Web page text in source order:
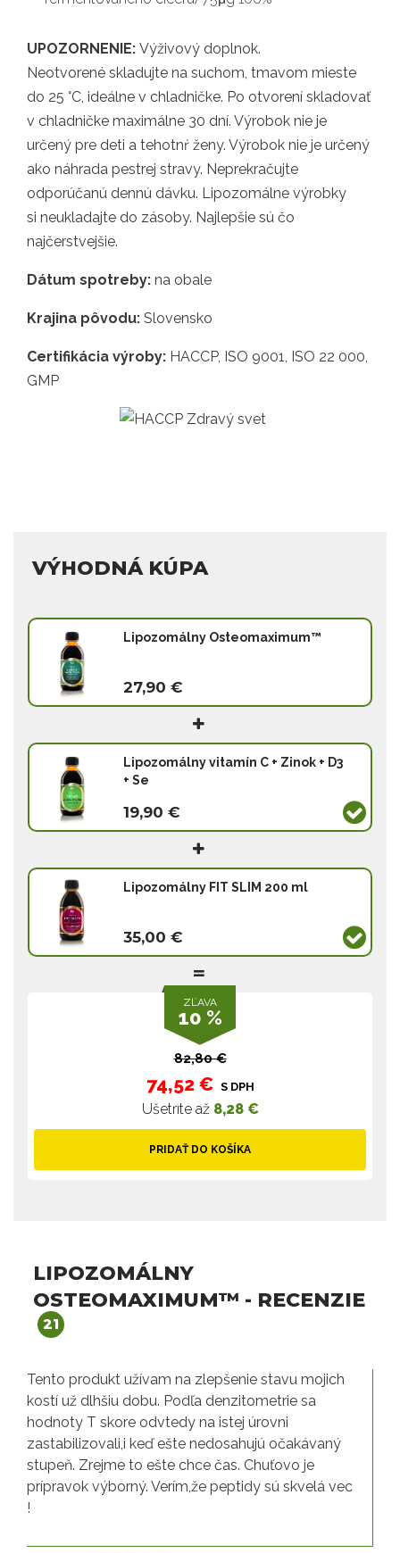
UPOZORNENIE: Výživový doplnok.
Neotvorené skladujte na suchom, tmavom mieste
do 25 °C, ideálne v chladničke. Po otvorení skladovať
v chladničke maximálne 30 dní. Výrobok nie je
určený pre deti a tehotnŕ ženy. Výrobok nie je určený
ako náhrada pestrej stravy. Neprekračujte
odporúčanú dennú dávku. Lipozomálne výrobky
si neukladajte do zásoby. Najlepšie sú čo
najčerstvejšie.
Dátum spotreby: na obale
Krajina pôvodu: Slovensko
Certifikácia výroby: HACCP, ISO 9001, ISO 22 000,
GMP
VÝHODNÁ KÚPA
Lipozomálny Osteomaximum™
27,90 €
Lipozomálny vitamín C + Zinok + D3
+ Se
19,90 €
Lipozomálny FIT SLIM 200 ml
35,00 €
ZĽAVA
10 %
82,80 €
74,52 € S DPH
Ušetríte až 8,28 €
PRIDAŤ DO KOŠÍKA
LIPOZOMÁLNY
OSTEOMAXIMUM™ - RECENZIE
21
Tento produkt užívam na zlepšenie stavu mojich
kostí už dlhšiu dobu. Podľa denzitometrie sa
hodnoty T skore odvtedy na istej úrovni
zastabilizovali,i keď ešte nedosahujú očakávaný
stupeň. Zrejme to ešte chce čas. Chuťovo je
prípravok výborný. Verím,že peptidy sú skvelá vec
!